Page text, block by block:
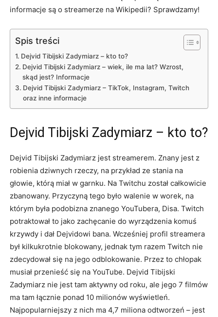
informacje są o streamerze na Wikipedii? Sprawdzamy!
Spis treści
Dejvid Tibijski Zadymiarz – kto to?
Dejvid Tibijski Zadymiarz – wiek, ile ma lat? Wzrost,
skąd jest? Informacje
Dejvid Tibijski Zadymiarz – TikTok, Instagram, Twitch
oraz inne informacje
Dejvid Tibijski Zadymiarz – kto to?
Dejvid Tibijski Zadymiarz jest streamerem. Znany jest z
robienia dziwnych rzeczy, na przykład ze stania na
głowie, którą miał w garnku. Na Twitchu został całkowicie
zbanowany. Przyczyną tego było walenie w worek, na
którym była podobizna znanego YouTubera, Disa. Twitch
potraktował to jako zachęcanie do wyrządzenia komuś
krzywdy i dał Dejvidowi bana. Wcześniej profil streamera
był kilkukrotnie blokowany, jednak tym razem Twitch nie
zdecydował się na jego odblokowanie. Przez to chłopak
musiał przenieść się na YouTube. Dejvid Tibijski
Zadymiarz nie jest tam aktywny od roku, ale jego 7 filmów
ma tam łącznie ponad 10 milionów wyświetleń.
Najpopularniejszy z nich ma 4,7 miliona odtworzeń – jest